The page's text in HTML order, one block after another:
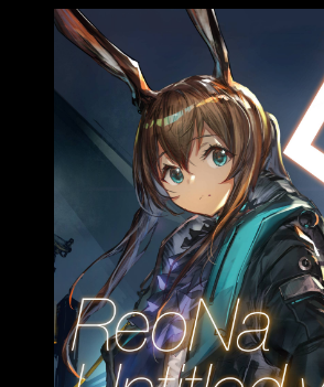
https://www.youtube.com/
v=Yyl9sBUvVc0 ときのそら
新消息發表會 https://
v=5IpdYy91D-Y さくらみこ、
辣美食」工商 https://
v=K0fJZ32s6RI 多人 麥塊 ア
https://www.